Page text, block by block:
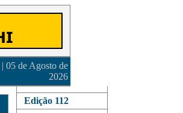
| 05 de Agosto de
2026
Edição 112